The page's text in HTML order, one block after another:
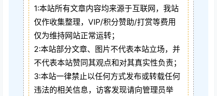
1:本站所有文章内容均来源于互联网，我站
仅作收集整理，VIP/积分赞助/打赏等费用
仅为维持网站正常运转；
2:本站部分文章、图片不代表本站立场，并
不代表本站赞同其观点和对其真实性负责；
3:本站一律禁止以任何方式发布或转载任何
违法的相关信息，访客发现请向管理员举